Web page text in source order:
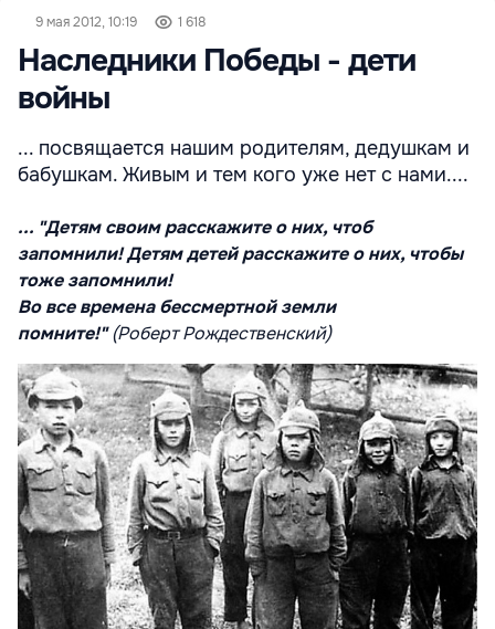
9 мая 2012, 10:19 1 618
Наследники Победы - дети
войны
... посвящается нашим родителям, дедушкам и
бабушкам. Живым и тем кого уже нет с нами....
... "Детям своим расскажите о них, чтоб
запомнили! Детям детей расскажите о них, чтобы
тоже запомнили!
Во все времена бессмертной земли
помните!"(РобертРождественский)